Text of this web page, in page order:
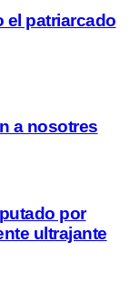
el patriarcado
a nosotres
por
ultrajante